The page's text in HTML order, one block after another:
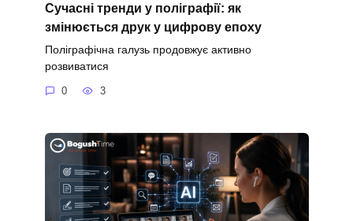
Сучасні тренди у поліграфії: як
змінюється друк у цифрову епоху
Поліграфічна галузь продовжує активно
розвиватися
0 3